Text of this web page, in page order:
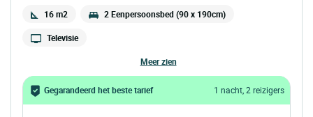
16 m2 2 Eenpersoonsbed (90 x 190cm)
Televisie
meer zien
Gegarandeerd het beste tarief 1 nacht, 2 reizigers